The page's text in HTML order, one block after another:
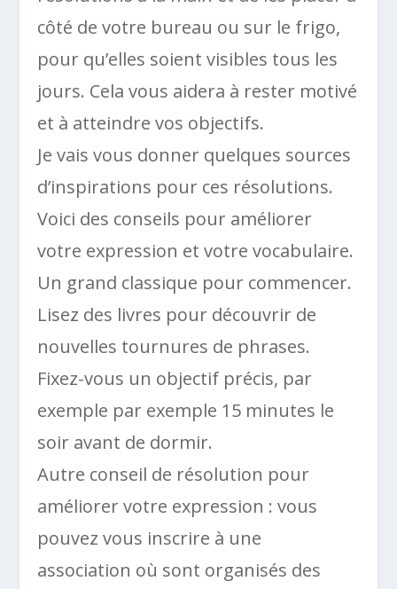
côté de votre bureau ou sur le frigo,
pour qu’elles soient visibles tous les
jours. Cela vous aidera à rester motivé
et à atteindre vos objectifs.
Je vais vous donner quelques sources
d’inspirations pour ces résolutions.
Voici des conseils pour améliorer
votre expression et votre vocabulaire.
Un grand classique pour commencer.
Lisez des livres pour découvrir de
nouvelles tournures de phrases.
Fixez-vous un objectif précis, par
exemple par exemple 15 minutes le
soir avant de dormir.
Autre conseil de résolution pour
améliorer votre expression : vous
pouvez vous inscrire à une
association où sont organisés des